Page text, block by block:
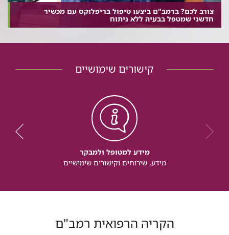
צורב לכם? ברמב"ם ביצעו טיפול בריפלוקס עם מכשיר
חדשני שמטפל בבעיה ללא ניתוח
קישורים שימושיים
מידע למטופל ולמבקר
מידע, שירותים וקישורים שימושיים
הקריה הרפואית רמב"ם